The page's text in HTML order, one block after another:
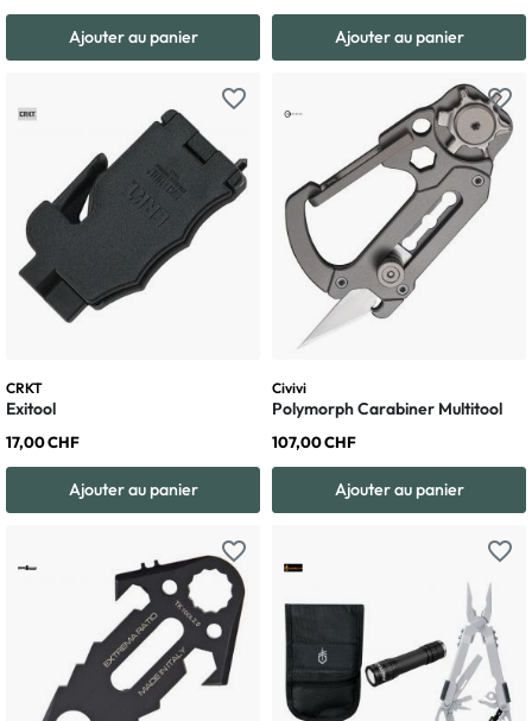
Ajouter au panier Ajouter au panier
favorite_border
CRKT
Exitool
17,00 CHF
Ajouter au panier
favorite_border
Civivi
Polymorph Carabiner Multitool
107,00 CHF
Ajouter au panier
favorite_border favorite_border